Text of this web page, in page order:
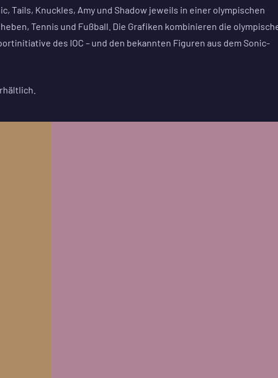
Tails, Knuckles, Amy und Shadow jeweils in einer olympischen
Tennis und Fußball. Die Grafiken kombinieren die
des IOC – und den bekannten Figuren aus dem Sonic-